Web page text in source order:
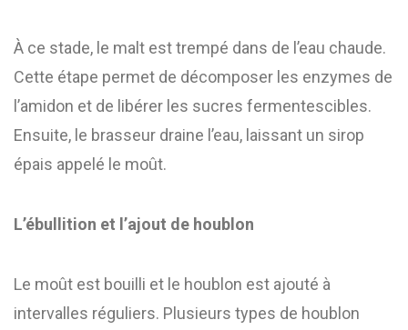
À ce stade, le malt est trempé dans de l’eau chaude.
Cette étape permet de décomposer les enzymes de
l’amidon et de libérer les sucres fermentescibles.
Ensuite, le brasseur draine l’eau, laissant un sirop
épais appelé le moût.
L’ébullition et l’ajout de houblon
Le moût est bouilli et le houblon est ajouté à
intervalles réguliers. Plusieurs types de houblon